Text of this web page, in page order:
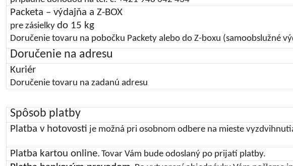
Packeta – výdajňa a Z-BOX
pre zásielky do 15 kg
Doručenie tovaru na pobočku Packety alebo do Z-boxu (samoobslužné
Doručenie na adresu
Kuriér
Doručenie tovaru na zadanú adresu
Spôsob platby
Platba v hotovosti je možná pri osobnom odbere na mieste
Platba kartou online. Tovar Vám bude odoslaný po prijatí platby.